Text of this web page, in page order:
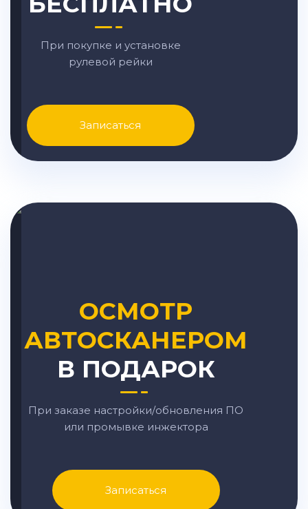
При покупке и установке
рулевой рейки
Записаться
ОСМОТР
АВТОСКАНЕРОМ
В ПОДАРОК
При заказе настройки/обновления ПО
или промывке инжектора
Записаться